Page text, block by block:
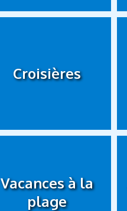
Croisières
Vacances à la
plage